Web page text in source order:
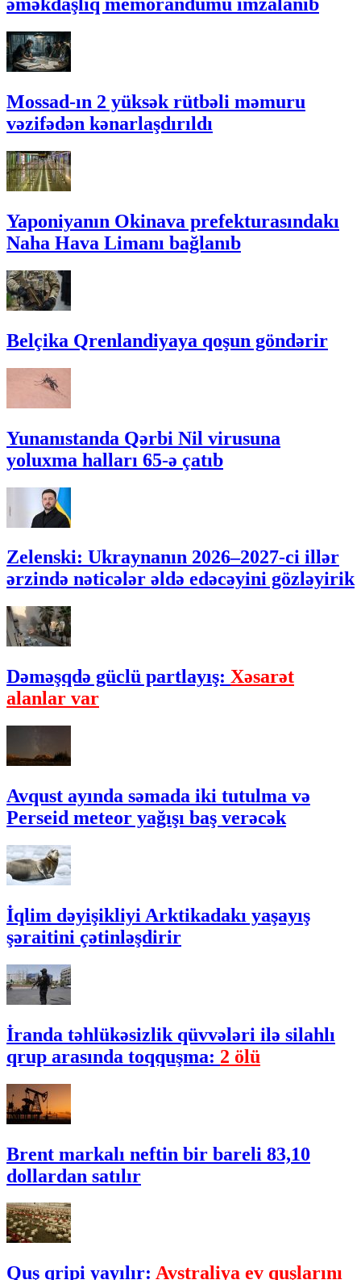
əməkdaşlıq memorandumu imzalanıb
Mossad-ın 2 yüksək rütbəli məmuru
vəzifədən kənarlaşdırıldı
Yaponiyanın Okinava prefekturasındakı
Naha Hava Limanı bağlanıb
Belçika Qrenlandiyaya qoşun göndərir
Yunanıstanda Qərbi Nil virusuna
yoluxma halları 65-ə çatıb
Zelenski: Ukraynanın 2026–2027-ci illər
ərzində nəticələr əldə edəcəyini gözləyirik
Dəməşqdə güclü partlayış: Xəsarət
alanlar var
Avqust ayında səmada iki tutulma və
Perseid meteor yağışı baş verəcək
İqlim dəyişikliyi Arktikadakı yaşayış
şəraitini çətinləşdirir
İranda təhlükəsizlik qüvvələri ilə silahlı
qrup arasında toqquşma: 2 ölü
Brent markalı neftin bir bareli 83,10
dollardan satılır
Quş qripi yayılır: Avstraliya ev quşlarını